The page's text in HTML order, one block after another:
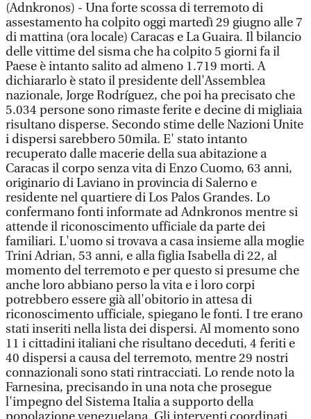
(Adnkronos) - Una forte scossa di terremoto di
assestamento ha colpito oggi martedì 29 giugno alle 7
di mattina (ora locale) Caracas e La Guaira. Il bilancio
delle vittime del sisma che ha colpito 5 giorni fa il
Paese è intanto salito ad almeno 1.719 morti. A
dichiararlo è stato il presidente dell'Assemblea
nazionale, Jorge Rodríguez, che poi ha precisato che
5.034 persone sono rimaste ferite e decine di migliaia
risultano disperse. Secondo stime delle Nazioni Unite
i dispersi sarebbero 50mila. E' stato intanto
recuperato dalle macerie della sua abitazione a
Caracas il corpo senza vita di Enzo Cuomo, 63 anni,
originario di Laviano in provincia di Salerno e
residente nel quartiere di Los Palos Grandes. Lo
confermano fonti informate ad Adnkronos mentre si
attende il riconoscimento ufficiale da parte dei
familiari. L'uomo si trovava a casa insieme alla moglie
Trini Adrian, 53 anni, e alla figlia Isabella di 22, al
momento del terremoto e per questo si presume che
anche loro abbiano perso la vita e i loro corpi
potrebbero essere già all'obitorio in attesa di
riconoscimento ufficiale, spiegano le fonti. I tre erano
stati inseriti nella lista dei dispersi. Al momento sono
11 i cittadini italiani che risultano deceduti, 4 feriti e
40 dispersi a causa del terremoto, mentre 29 nostri
connazionali sono stati rintracciati. Lo rende noto la
Farnesina, precisando in una nota che prosegue
l'impegno del Sistema Italia a supporto della